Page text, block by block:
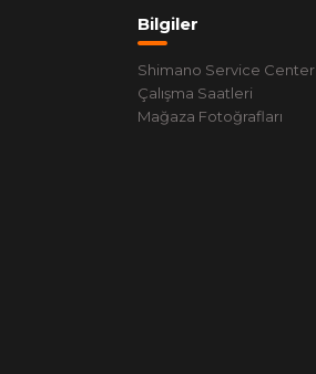
Bilgiler
Shimano Service Center
Çalışma Saatleri
Mağaza Fotoğrafları